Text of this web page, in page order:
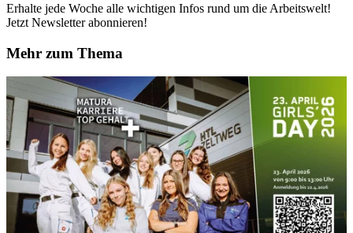
Erhalte jede Woche alle wichtigen Infos rund um die Arbeitswelt!
Jetzt Newsletter abonnieren!
Mehr zum Thema